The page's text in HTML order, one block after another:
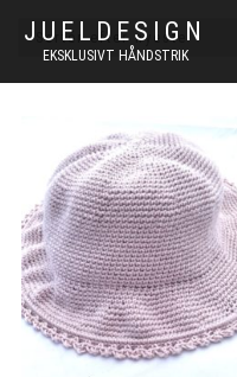
JUELDESIGN
EKSKLUSIVT HÅNDSTRIK